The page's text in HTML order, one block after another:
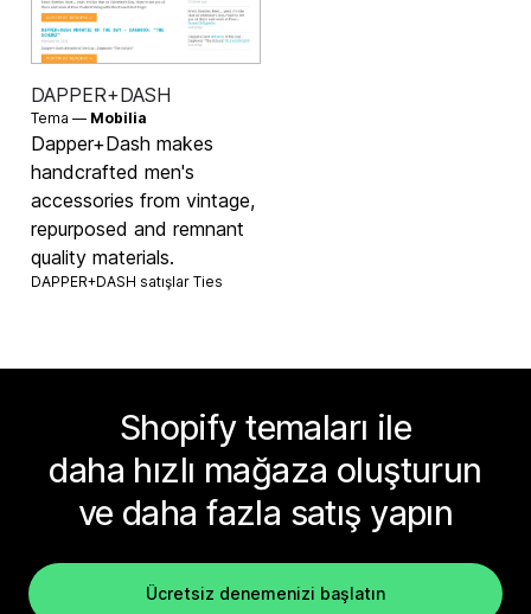
DAPPER+DASH
Tema — Mobilia
Dapper+Dash makes
handcrafted men's
accessories from vintage,
repurposed and remnant
quality materials.
DAPPER+DASH satışlarTies
Shopify temaları ile
daha hızlı mağaza oluşturun
ve daha fazla satış yapın
Ücretsiz denemenizi başlatın